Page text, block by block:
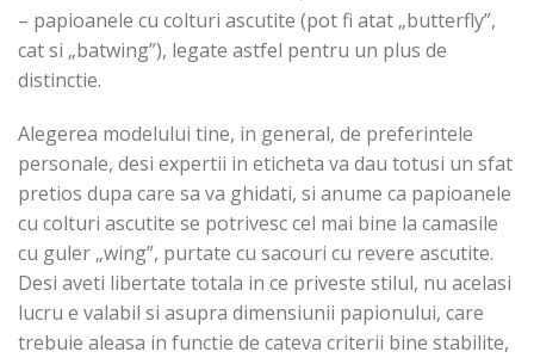
– papioanele cu colturi ascutite (pot fi atat „butterfly”,
cat si „batwing”), legate astfel pentru un plus de
distinctie.
Alegerea modelului tine, in general, de preferintele
personale, desi expertii in eticheta va dau totusi un sfat
pretios dupa care sa va ghidati, si anume ca papioanele
cu colturi ascutite se potrivesc cel mai bine la camasile
cu guler „wing”, purtate cu sacouri cu revere ascutite.
Desi aveti libertate totala in ce priveste stilul, nu acelasi
lucru e valabil si asupra dimensiunii papionului, care
trebuie aleasa in functie de cateva criterii bine stabilite,